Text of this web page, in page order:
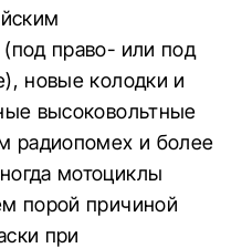
право- или под
новые колодки и
высоковольтные
радиопомех и более
мотоциклы
порой причиной
при